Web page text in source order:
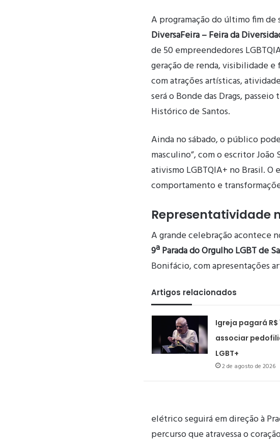
A programação do último fim de
DiversaFeira – Feira da
de 50 empreendedores
geração de renda, visibilidade
com atrações artísticas,
será o Bonde das Drags,
Histórico de Santos.
Ainda no sábado, o público
masculino”, com o escritor
ativismo LGBTQIA+ no Brasil.
comportamento e
Representatividade
A grande celebração acontece
9ª Parada do Orgulho LGBT de
Bonifácio, com apresentações
Artigos relacionados
Igreja pagará R$
associar
LGBT+
2 de agosto de 2026
elétrico seguirá em direção à
percurso que atravessa o